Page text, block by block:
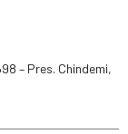
– Pres. Chindemi,